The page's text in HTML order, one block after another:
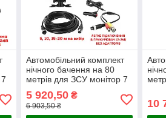
Автомобільний комплект
нічного бачення на 80
метрів для ЗСУ монітор 7
дюймів 800x480
5 920,50₴
6 903,50 ₴ 10